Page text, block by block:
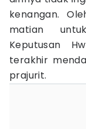
kenangan.
matian
Keputusan
terakhir
prajurit.